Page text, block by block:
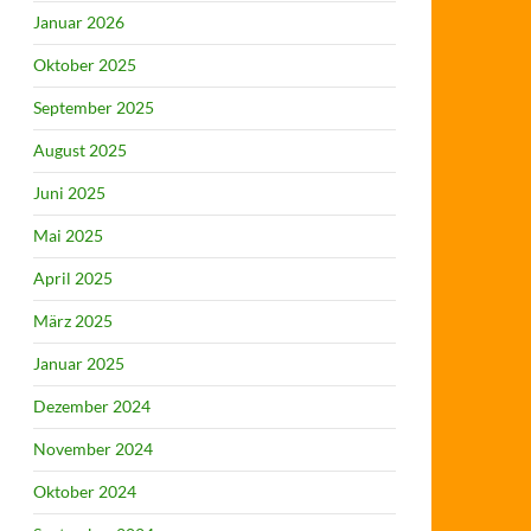
Januar 2026
Oktober 2025
September 2025
August 2025
Juni 2025
Mai 2025
April 2025
März 2025
Januar 2025
Dezember 2024
November 2024
Oktober 2024